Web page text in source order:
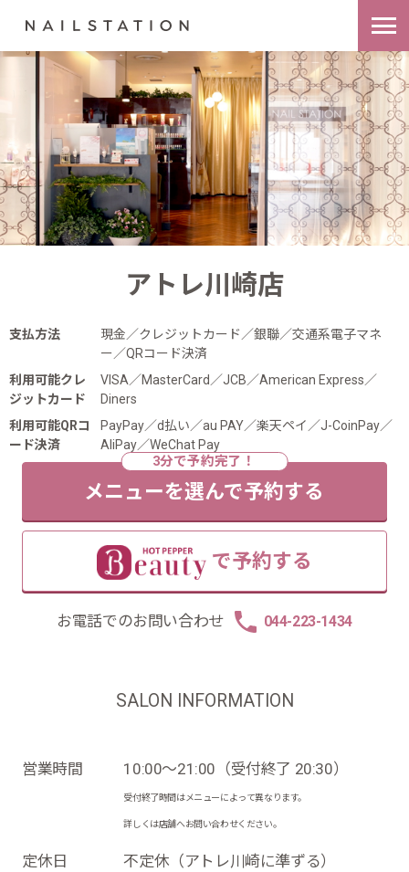
アトレ川崎店
SALON INFORMATION
営業時間 10:00～21:00（受付終了 20:30）
受付終了時間はメニューによって異なります。
詳しくは店舗へお問い合わせください。
定休日 不定休（アトレ川崎に準ずる）
支払方法
現金／クレジットカード／銀聯／交通系電子マネ
ー／QRコード決済
利用可能クレ
ジットカード
VISA／MasterCard／JCB／American Express／
Diners
利用可能QRコ
ード決済
PayPay／d払い／au PAY／楽天ペイ／J-CoinPay／
AliPay／WeChat Pay
メニューを選んで予約する
で予約する
お電話でのお問い合わせ 044-223-1434